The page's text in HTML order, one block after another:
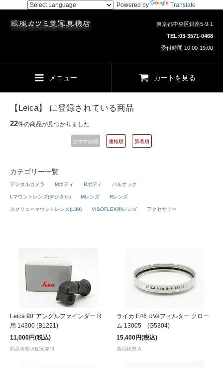
Powered by Translate
東京都中央区銀座5-9-1
TEL:03-3571-0468
受付時間 10:00-19:00
メニュー カートを見る
【Leica】 に登録されている商品
22件の商品が見つかりました
おすすめ順 価格順 新着順
カテゴリー一覧
デジタルカメラ Mボディ Rボディ バルナック
Lマウントレンズ(デジタル) Mレンズ Rレンズ
スクリューマウントレンズ(L39) VISOFLEX用レンズ アクセサリー
Leica 90°アングルファインダー R
用 14300 (B1221)
11,000円(税込)
商品状態:AB/元箱付
ライカ E46 UVaフィルター クロー
ム 13005 (G5304)
15,400円(税込)
商品状態:A